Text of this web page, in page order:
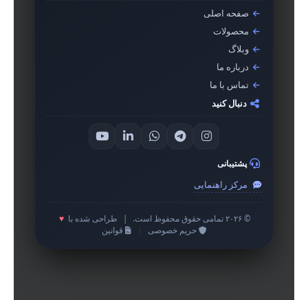
صفحه اصلی
محصولات
وبلاگ
درباره ما
تماس با ما
دنبال کنید
پشتیبانی
مرکز راهنمایی
© ۲۰۲۶ تمامی حقوق محفوظ است. طراحی شده با ♥
حریم خصوصی
قوانین